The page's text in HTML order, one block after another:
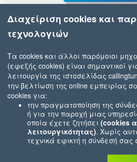
Διαχείριση cookies και
τεχνολογιών
Τα cookies και άλλοι παρόμοιοι
(εφεξής cookies) είναι σημαντικοί
λειτουργία της ιστοσελίδας
την βελτίωση της online εμπειρίας
cookies για:
την πραγματοποίηση της
ή για την παροχή μιας
οποία έχετε ζητήσει (cookies
λειτουργικότητας). Χωρίς
τεχνικά εφικτή η σύνδεσή σας
που εσείς μας ζητήσατε